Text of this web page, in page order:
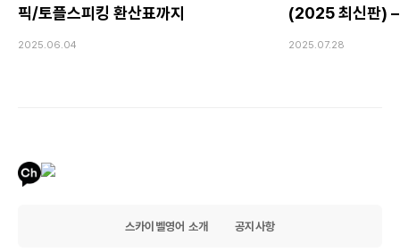
픽/토플스피킹 환산표까지
2025.06.04
(2025 최신판) –
2025.07.28
스카이벨영어 소개 공지사항